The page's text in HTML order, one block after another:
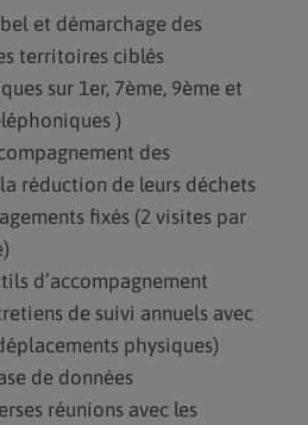
et démarchage des
territoires ciblés
sur 1er, 7ème, 9ème et
)
des
réduction de leurs déchets
fixés (2 visites par
d’accompagnement
de suivi annuels avec
physiques)
de données
réunions avec les